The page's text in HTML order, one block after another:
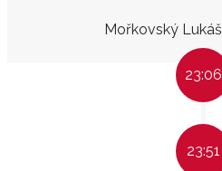
Mořkovský Lukáš
23:06
23:51